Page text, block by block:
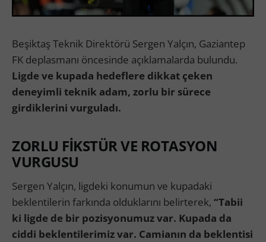
Beşiktaş Teknik Direktörü Sergen Yalçın, Gaziantep
FK deplasmanı öncesinde açıklamalarda bulundu.
Ligde ve kupada hedeflere dikkat çeken
deneyimli teknik adam, zorlu bir sürece
girdiklerini vurguladı.
ZORLU FİKSTÜR VE ROTASYON
VURGUSU
Sergen Yalçın, ligdeki konumun ve kupadaki
beklentilerin farkında olduklarını belirterek, “Tabii
ki ligde de bir pozisyonumuz var. Kupada da
ciddi beklentilerimiz var. Camianın da beklentisi